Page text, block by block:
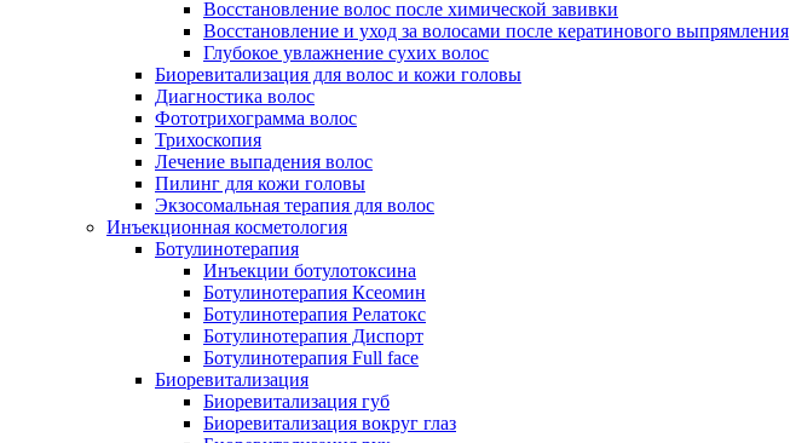
Восстановление волос после химической завивки
Восстановление и уход за волосами после кератинового выпрямления
Глубокое увлажнение сухих волос
Биоревитализация для волос и кожи головы
Диагностика волос
Фототрихограмма волос
Трихоскопия
Лечение выпадения волос
Пилинг для кожи головы
Экзосомальная терапия для волос
Инъекционная косметология
Ботулинотерапия
Инъекции ботулотоксина
Ботулинотерапия Ксеомин
Ботулинотерапия Релатокс
Ботулинотерапия Диспорт
Ботулинотерапия Full face
Биоревитализация
Биоревитализация губ
Биоревитализация вокруг глаз